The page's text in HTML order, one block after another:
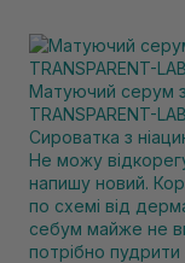
Матуючий серум
TRANSPARENT-
Сироватка з
Не можу
напишу новий.
по схемі від
себум майже не
потрібно